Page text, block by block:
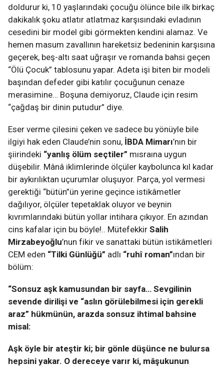
doldurur ki, 10 yaşlarındaki çocuğu ölünce bile ilk birkaç
dakikalık şoku atlatır atlatmaz karşısındaki evladının
cesedini bir model gibi görmekten kendini alamaz. Ve
hemen masum zavallının hareketsiz bedeninin karşısına
geçerek, beş-altı saat uğraşır ve romanda bahsi geçen
“Ölü Çocuk” tablosunu yapar. Adeta işi biten bir modeli
başından defeder gibi katılır çocuğunun cenaze
merasimine… Boşuna demiyoruz, Claude için resim
“çağdaş bir dinin putudur” diye.
Eser verme çilesini çeken ve sadece bu yönüyle bile
ilgiyi hak eden Claude’nin sonu, İBDA Mimarı’nın bir
şiirindeki “yanlış ölüm seçtiler” mısraına uygun
düşebilir. Mânâ iklimlerinde ölçüler kaybolunca kıl kadar
bir aykırılıktan uçurumlar oluşuyor. Parça, yol vermesi
gerektiği “bütün”ün yerine geçince istikâmetler
dağılıyor, ölçüler tepetaklak oluyor ve beynin
kıvrımlarındaki bütün yollar intihara çıkıyor. En azından
cins kafalar için bu böyle!.. Mütefekkir Salih
Mirzabeyoğlu’nun fikir ve sanattaki bütün istikâmetleri
CEM eden “Tilki Günlüğü” adlı “ruhî roman”ından bir
bölüm:
“Sonsuz aşk kamusundan bir sayfa… Sevgilinin
sevende dirilişi ve “aslın görülebilmesi için gerekli
araz” hükmünün, arazda sonsuz ihtimal bahsine
misal:
Aşk öyle bir ateştir ki; bir gönle düşünce ne bulursa
hepsini yakar. O dereceye varır ki, mâşukunun